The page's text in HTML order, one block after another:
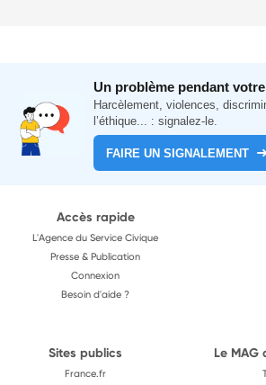
Un problème pendant
Harcèlement, violences,
l’éthique... : signalez-le.
FAIRE UN SIGNALEMENT
Accès rapide
L'Agence du Service Civique
Presse & Publication
Connexion
Besoin d'aide ?
Sites publics
France.fr
Le MAG